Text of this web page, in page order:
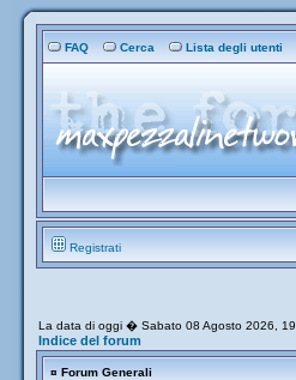
FAQ Cerca Lista degli utenti
Registrati
La data di oggi � Sabato 08 Agosto 2026,
Indice del forum
¤ Forum Generali